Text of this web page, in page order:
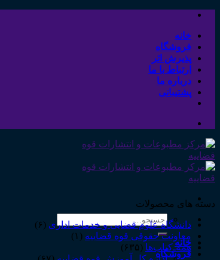
Skip
contentخانه
فروشگاه
پذیرش اثر
ارتباط با ما
درباره ما
پشتیبانی
جستجو
برای:
خانه
فروشگاه
دسته های محصولات
دانشگاه علوم قضایی و خدمات اداری (۶)
معاونت حقوقی قوه قضاییه (۱)
همه‌ـ‌کتاب‌ها (۶۳۵)